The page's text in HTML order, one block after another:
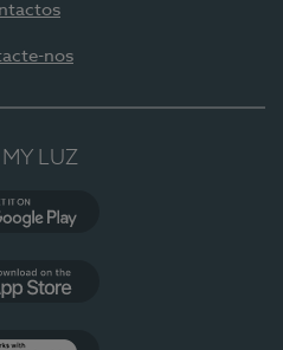
nos
LUZ